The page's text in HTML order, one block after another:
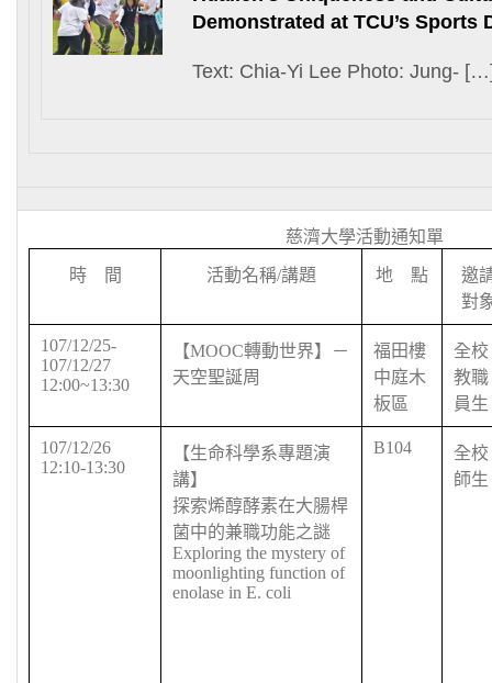
Demonstrated at TCU’s Sports
Text: Chia-Yi Lee Photo: Jung-
慈濟大學活動通知單
時 間 活動名稱/講題 地 點
邀
對
107/12/25-
107/12/27
12:00~13:30
【MOOC轉動世界】－
天空聖誕周
福田樓
中庭木
板區
全校
教職
員生
107/12/26
12:10-13:30
【生命科學系專題演
講】
探索烯醇酵素在大腸桿
菌中的兼職功能之謎
Exploring the mystery of
moonlighting function of
enolase in E. coli
B104
全校
師生